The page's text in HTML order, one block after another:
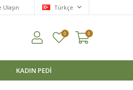
Ulaşın Türkçe
0 0
KADIN PEDI